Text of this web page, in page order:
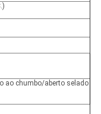
ao chumbo/aberto selado